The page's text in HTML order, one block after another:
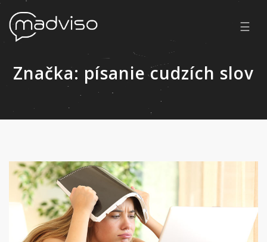
☰
Značka: písanie cudzích slov